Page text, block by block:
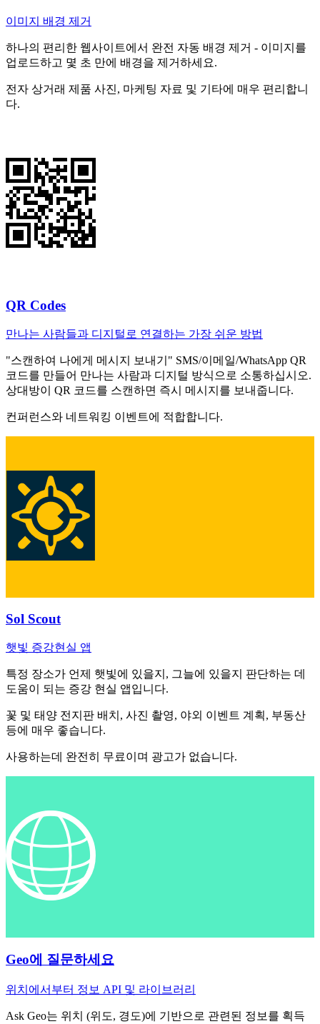
이미지 배경 제거
하나의 편리한 웹사이트에서 완전 자동 배경 제거 - 이미지를
업로드하고 몇 초 만에 배경을 제거하세요.
전자 상거래 제품 사진, 마케팅 자료 및 기타에 매우 편리합니
다.
QR Codes
만나는 사람들과 디지털로 연결하는 가장 쉬운 방법
"스캔하여 나에게 메시지 보내기" SMS/이메일/WhatsApp QR
코드를 만들어 만나는 사람과 디지털 방식으로 소통하십시오.
상대방이 QR 코드를 스캔하면 즉시 메시지를 보내줍니다.
컨퍼런스와 네트워킹 이벤트에 적합합니다.
Sol Scout
햇빛 증강현실 앱
특정 장소가 언제 햇빛에 있을지, 그늘에 있을지 판단하는 데
도움이 되는 증강 현실 앱입니다.
꽃 및 태양 전지판 배치, 사진 촬영, 야외 이벤트 계획, 부동산
등에 매우 좋습니다.
사용하는데 완전히 무료이며 광고가 없습니다.
Geo에 질문하세요
위치에서부터 정보 API 및 라이브러리
Ask Geo는 위치 (위도, 경도)에 기반으로 관련된 정보를 획득